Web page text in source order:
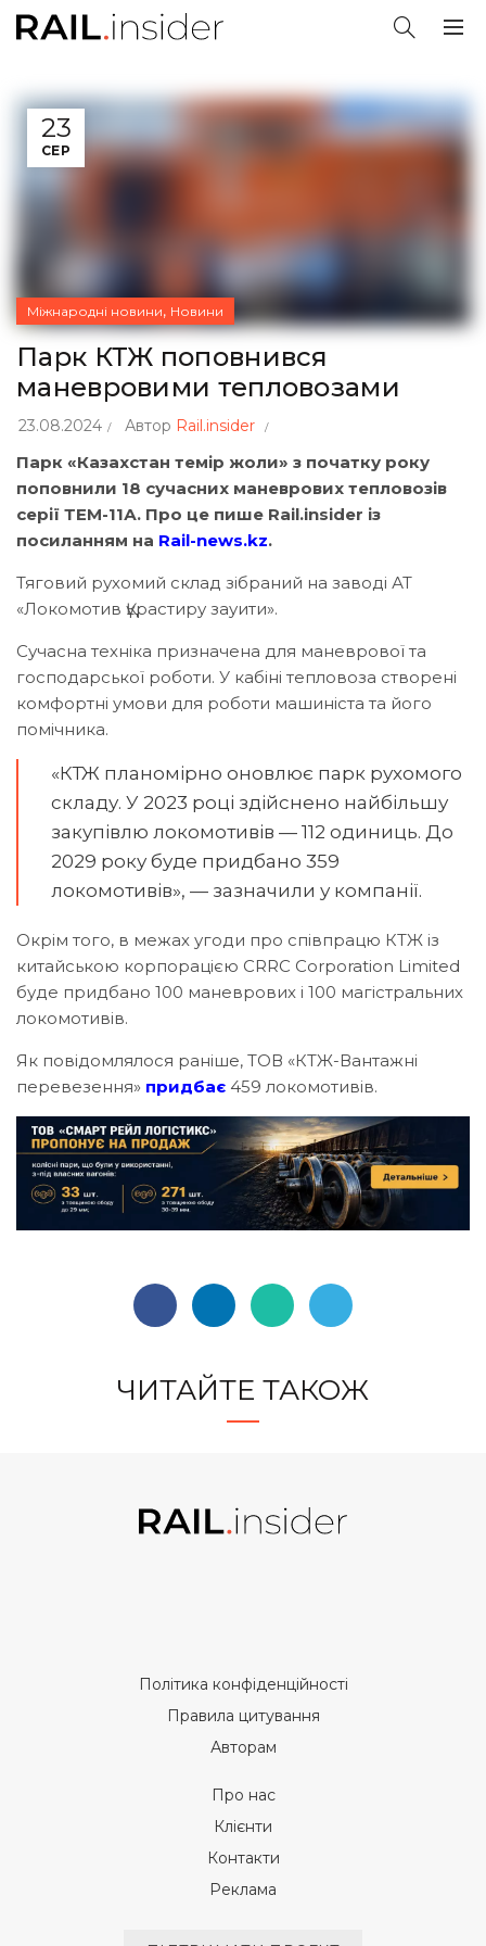
23
СЕР
Міжнародні новини, Новини
Парк КТЖ поповнився
маневровими тепловозами
23.08.2024 Автор Rail.insider
Парк «Казахстан темір жоли» з початку року
поповнили 18 сучасних маневрових тепловозів
серії ТЕМ-11А. Про це пише Rail.insider із
посиланням на Rail-news.kz.
Тяговий рухомий склад зібраний на заводі АТ
«Локомотив Құрастиру зауити».
Сучасна техніка призначена для маневрової та
господарської роботи. У кабіні тепловоза створені
комфортні умови для роботи машиніста та його
помічника.
«КТЖ планомірно оновлює парк рухомого
складу. У 2023 році здійснено найбільшу
закупівлю локомотивів — 112 одиниць. До
2029 року буде придбано 359
локомотивів», — зазначили у компанії.
Окрім того, в межах угоди про співпрацю КТЖ із
китайською корпорацією CRRC Corporation Limited
буде придбано 100 маневрових і 100 магістральних
локомотивів.
Як повідомлялося раніше, ТОВ «КТЖ-Вантажні
перевезення» придбає 459 локомотивів.
ЧИТАЙТЕ ТАКОЖ
Політика конфіденційності
Правила цитування
Авторам
Про нас
Клієнти
Контакти
Реклама